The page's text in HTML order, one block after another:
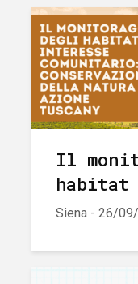
Il
Siena - 26/